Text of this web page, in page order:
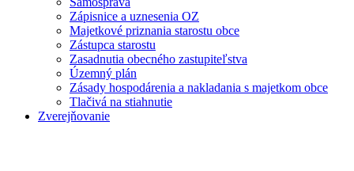
Zápisnice a uznesenia OZ
Majetkové priznania starostu obce
Zástupca starostu
Zasadnutia obecného zastupiteľstva
Územný plán
Zásady hospodárenia a nakladania s majetkom obce
Tlačivá na stiahnutie
Zverejňovanie